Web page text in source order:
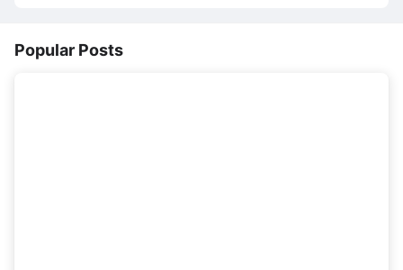
Popular Posts